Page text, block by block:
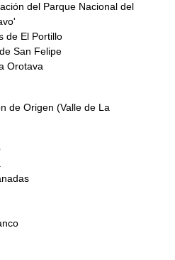
del Parque Nacional del
de El Portillo
San Felipe
Orotava
de Origen (Valle de La